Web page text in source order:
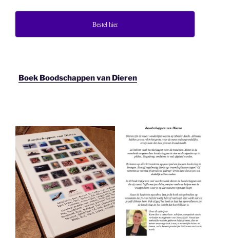
Bestel hier
Boek Boodschappen van Dieren